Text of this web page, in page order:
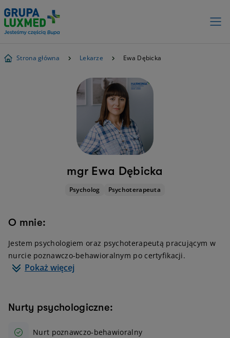
Strona główna Lekarze Ewa Dębicka
mgr Ewa Dębicka
Psycholog Psychoterapeuta
O mnie:
Jestem psychologiem oraz psychoterapeutą pracującym w
nurcie poznawczo-behawioralnym po certyfikacji.
Pokaż więcej
Nurty psychologiczne:
Nurt poznawczo-behawioralny